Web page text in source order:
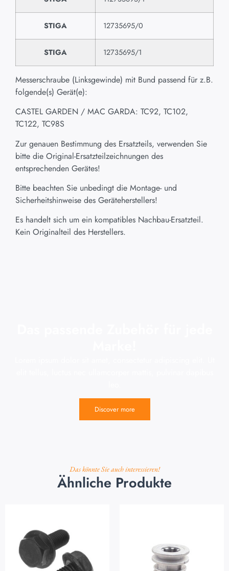
STIGA 12735695/0
STIGA 12735695/1
Messerschraube (Linksgewinde) mit Bund passend für z.B.
folgende(s) Gerät(e):
CASTEL GARDEN / MAC GARDA: TC92, TC102,
TC122, TC98S
Zur genauen Bestimmung des Ersatzteils, verwenden Sie
bitte die Original-Ersatzteilzeichnungen des
entsprechenden Gerätes!
Bitte beachten Sie unbedingt die Montage- und
Sicherheitshinweise des Geräteherstellers!
Es handelt sich um ein kompatibles Nachbau-Ersatzteil.
Kein Originalteil des Herstellers.
Discover more
Das könnte Sie auch interessieren!
Ähnliche Produkte